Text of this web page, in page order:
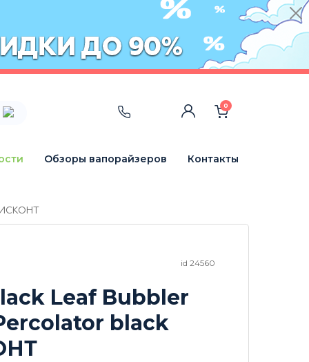
0
Обзоры вапорайзеров Контакты
id 24560
Leaf Bubbler
black